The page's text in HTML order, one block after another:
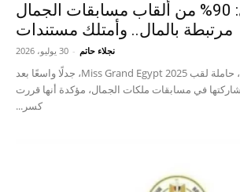
منار الصعيدي: 90% من ألقاب مسابقات الجمال
مرتبطة بالمال.. وأمتلك مستندات
نجلاء حاتم - 30 يوليو، 2026
أثارت منار الصعيدي، حاملة لقب Miss Grand Egypt 2025، جدلًا واسعًا بعد
في مسابقات ملكات الجمال، مؤكدة أنها قررت
كسر...